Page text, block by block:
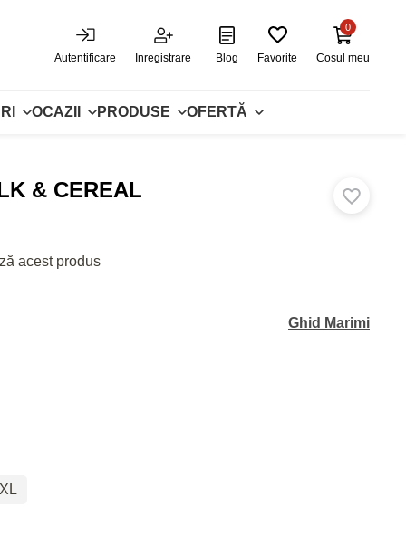
Autentificare Inregistrare Blog Favorite Cosul meu
0
OCAZII PRODUSE OFERTĂ
& CEREAL
acest produs
Ghid Marimi